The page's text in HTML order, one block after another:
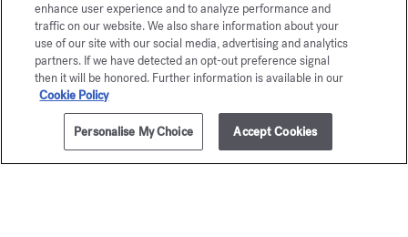
La Maison le propone
elegir entre dos cofres regalo
Descubrir
2 muestras gratuitassujeto a condiciones
enhance user experience and to analyze performance and
traffic on our website. We also share information about your
use of our site with our social media, advertising and analytics
partners. If we have detected an opt-out preference signal
then it will be honored. Further information is available in our
Cookie Policy
Personalise My Choice Accept Cookies